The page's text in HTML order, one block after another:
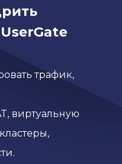
трафик,
виртуальную